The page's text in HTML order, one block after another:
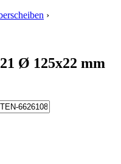
›
Ø 125x22 mm